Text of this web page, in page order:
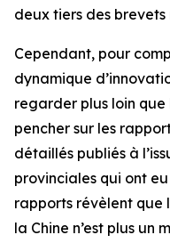
deux tiers des
Cependant, pour
dynamique
regarder plus loin
pencher sur les
détaillés publiés à
provinciales qui ont
rapports révèlent
la Chine n’est plus un